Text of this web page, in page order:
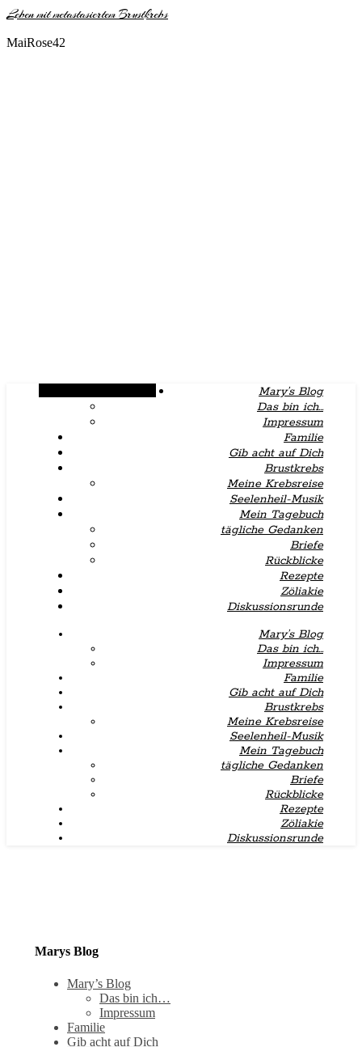
Leben mit metastasiertem Brustkrebs
MaiRose42
Mary’s Blog
Das bin ich…
Impressum
Familie
Gib acht auf Dich
Brustkrebs
Meine Krebsreise
Seelenheil-Musik
Mein Tagebuch
tägliche Gedanken
Briefe
Rückblicke
Rezepte
Zöliakie
Diskussionsrunde
Mary’s Blog
Das bin ich…
Impressum
Familie
Gib acht auf Dich
Brustkrebs
Meine Krebsreise
Seelenheil-Musik
Mein Tagebuch
tägliche Gedanken
Briefe
Rückblicke
Rezepte
Zöliakie
Diskussionsrunde
Marys Blog
Mary’s Blog
Das bin ich…
Impressum
Familie
Gib acht auf Dich